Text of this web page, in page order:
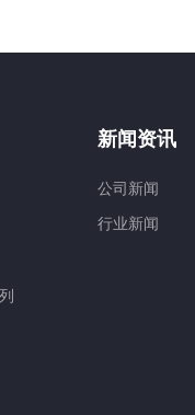
新闻资讯
公司新闻
行业新闻